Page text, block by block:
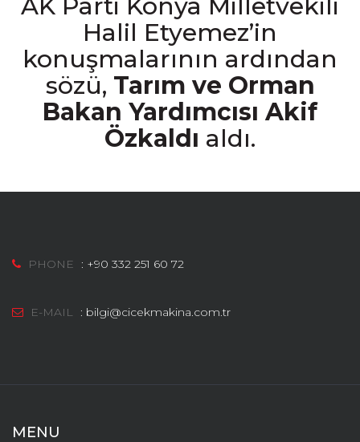
AK Parti Konya Milletvekili
Halil Etyemez’in
konuşmalarının ardından
sözü, Tarım ve Orman
Bakan Yardımcısı Akif
Özkaldı aldı.
PHONE : +90 332 251 60 72
E-MAIL : bilgi@cicekmakina.com.tr
MENU